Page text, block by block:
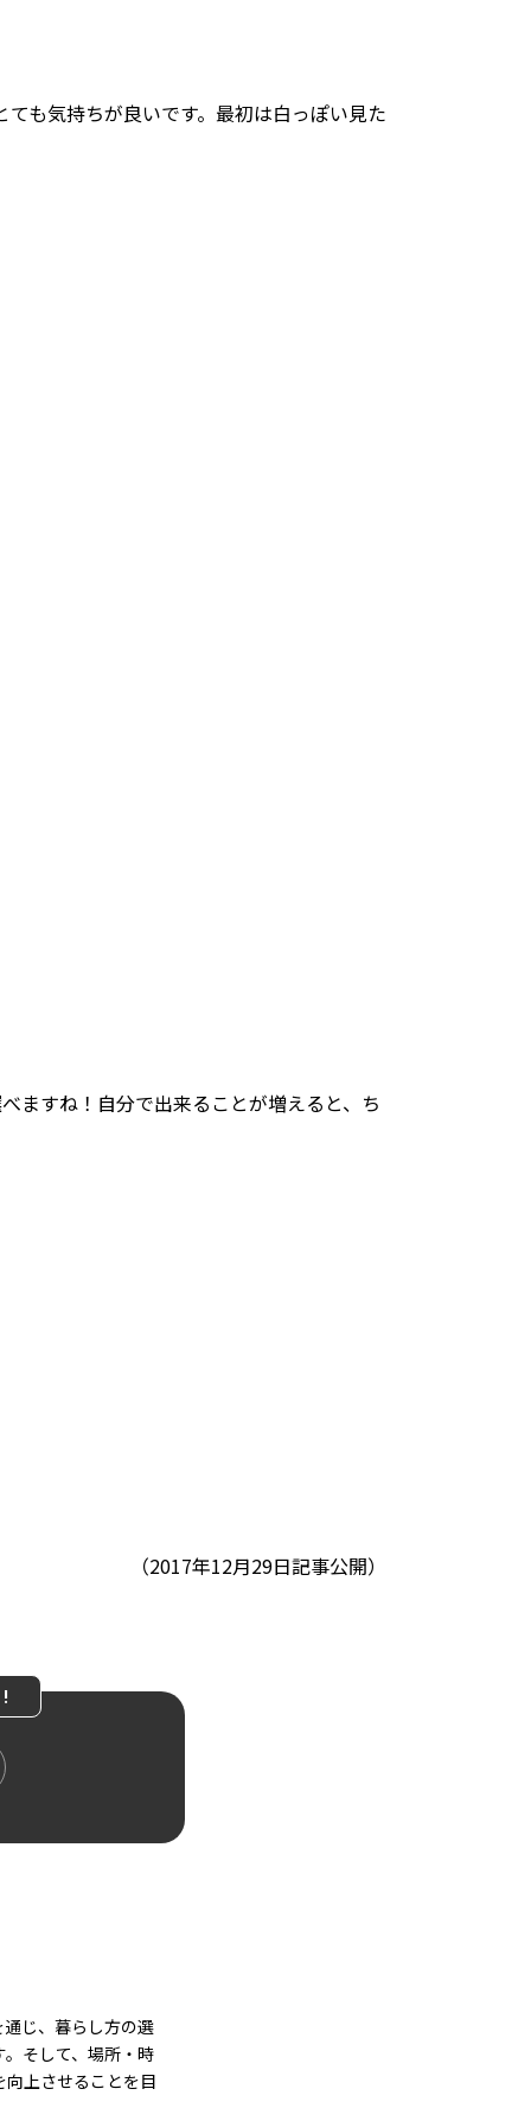
も気持ちが良いです。最初は白っぽい見た
ますね！自分で出来ることが増えると、ち
（2017年12月29日記事公開）
じ、暮らし方の選
そして、場所・時
上させることを目